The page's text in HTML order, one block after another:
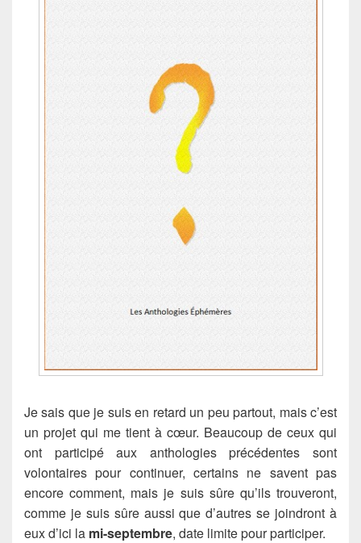
Je sais que je suis en retard un peu partout, mais c’est
un projet qui me tient à cœur. Beaucoup de ceux qui
ont participé aux anthologies précédentes sont
volontaires pour continuer, certains ne savent pas
encore comment, mais je suis sûre qu’ils trouveront,
comme je suis sûre aussi que d’autres se joindront à
eux d’ici la mi-septembre, date limite pour participer.